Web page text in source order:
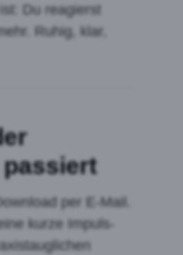
Du reagierst
Ruhig, klar,
per E-Mail.
kurze Impuls-